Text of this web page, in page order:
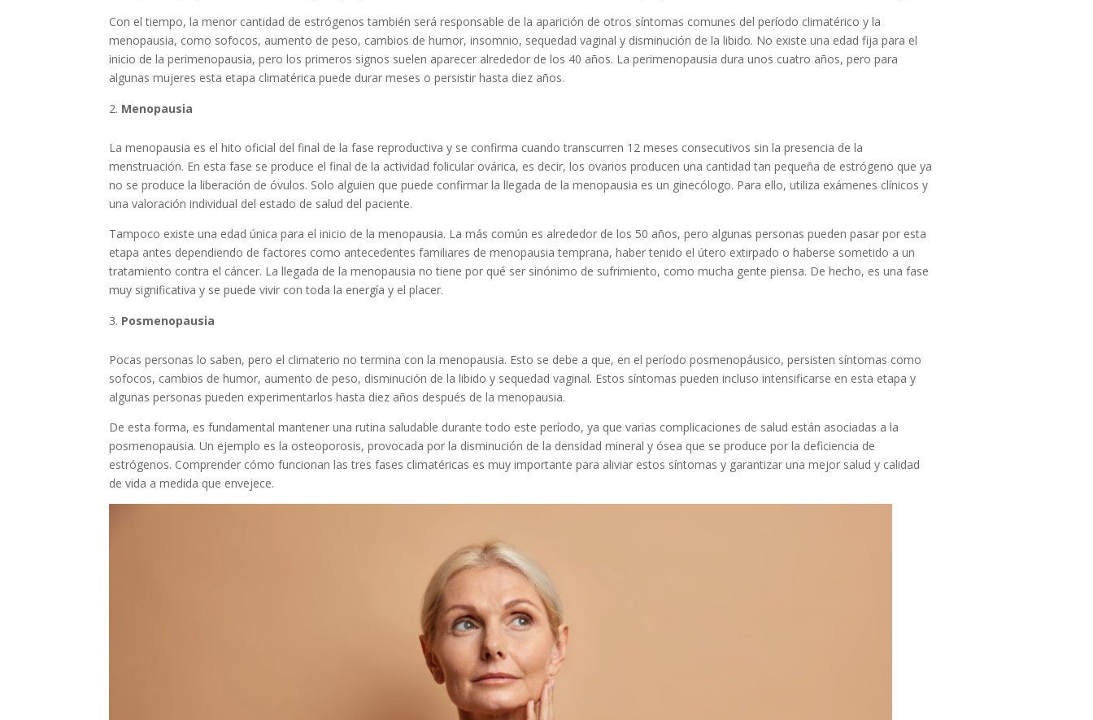
Con el tiempo, la menor cantidad de estrógenos también será responsable de la aparición de otros síntomas comunes del período climatérico y la
menopausia, como sofocos, aumento de peso, cambios de humor, insomnio, sequedad vaginal y disminución de la libido. No existe una edad fija para el
inicio de la perimenopausia, pero los primeros signos suelen aparecer alrededor de los 40 años. La perimenopausia dura unos cuatro años, pero para
algunas mujeres esta etapa climatérica puede durar meses o persistir hasta diez años.
Menopausia
La menopausia es el hito oficial del final de la fase reproductiva y se confirma cuando transcurren 12 meses consecutivos sin la presencia de la
menstruación. En esta fase se produce el final de la actividad folicular ovárica, es decir, los ovarios producen una cantidad tan pequeña de estrógeno que ya
no se produce la liberación de óvulos. Solo alguien que puede confirmar la llegada de la menopausia es un ginecólogo. Para ello, utiliza exámenes clínicos y
una valoración individual del estado de salud del paciente.
Tampoco existe una edad única para el inicio de la menopausia. La más común es alrededor de los 50 años, pero algunas personas pueden pasar por esta
etapa antes dependiendo de factores como antecedentes familiares de menopausia temprana, haber tenido el útero extirpado o haberse sometido a un
tratamiento contra el cáncer. La llegada de la menopausia no tiene por qué ser sinónimo de sufrimiento, como mucha gente piensa. De hecho, es una fase
muy significativa y se puede vivir con toda la energía y el placer.
Posmenopausia
Pocas personas lo saben, pero el climaterio no termina con la menopausia. Esto se debe a que, en el período posmenopáusico, persisten síntomas como
sofocos, cambios de humor, aumento de peso, disminución de la libido y sequedad vaginal. Estos síntomas pueden incluso intensificarse en esta etapa y
algunas personas pueden experimentarlos hasta diez años después de la menopausia.
De esta forma, es fundamental mantener una rutina saludable durante todo este período, ya que varias complicaciones de salud están asociadas a la
posmenopausia. Un ejemplo es la osteoporosis, provocada por la disminución de la densidad mineral y ósea que se produce por la deficiencia de
estrógenos. Comprender cómo funcionan las tres fases climatéricas es muy importante para aliviar estos síntomas y garantizar una mejor salud y calidad
de vida a medida que envejece.